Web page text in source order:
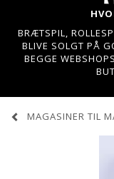
BRÆTSPIL,
BLIVE SOLGT PÅ
BEGGE
MAGASINER TIL